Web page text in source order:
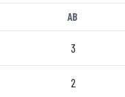
AB
3
2